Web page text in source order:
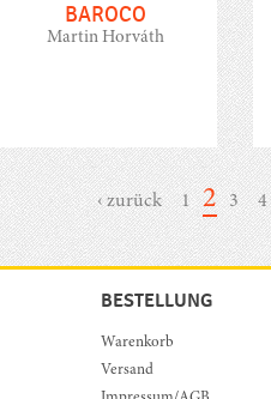
BAROCO
Martin Horváth
‹ zurück 1 2 3 4
BESTELLUNG
Warenkorb
Versand